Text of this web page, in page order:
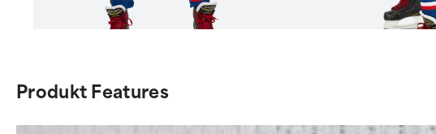
7Produkt Features